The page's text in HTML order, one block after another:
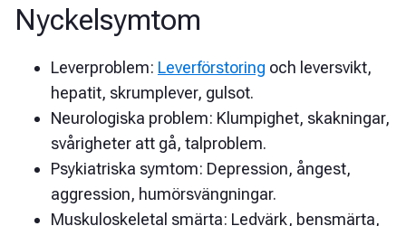
Nyckelsymtom
Leverproblem: Leverförstoring och leversvikt,
hepatit, skrumplever, gulsot.
Neurologiska problem: Klumpighet, skakningar,
svårigheter att gå, talproblem.
Psykiatriska symtom: Depression, ångest,
aggression, humörsvängningar.
Muskuloskeletal smärta: Ledvärk, bensmärta,